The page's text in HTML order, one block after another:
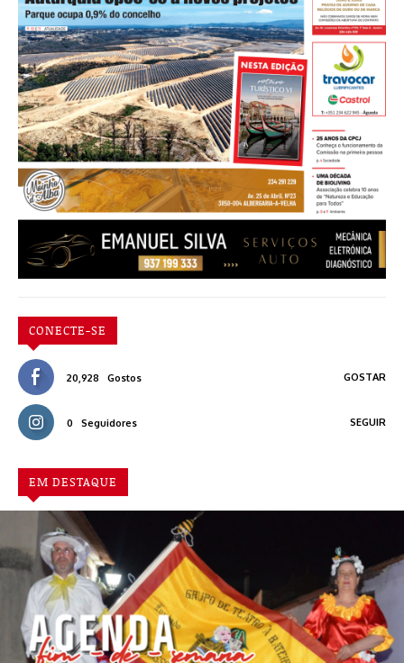
CONECTE-SE
20,928 Gostos GOSTAR
0 Seguidores SEGUIR
EM DESTAQUE